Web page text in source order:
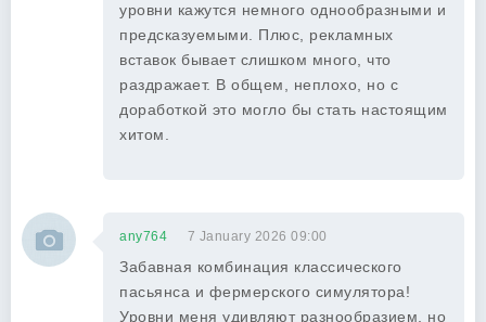
уровни кажутся немного однообразными и
предсказуемыми. Плюс, рекламных
вставок бывает слишком много, что
раздражает. В общем, неплохо, но с
доработкой это могло бы стать настоящим
хитом.
any764 7 January 2026 09:00
Забавная комбинация классического
пасьянса и фермерского симулятора!
Уровни меня удивляют разнообразием, но